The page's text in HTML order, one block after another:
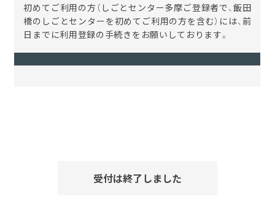
初めてご利用の方（しごとセンター多摩ご登録者で、飯田
橋のしごとセンターを初めてご利用の方を含む）には、前
日までに利用登録の手続きをお願いしております。
受付は終了しました